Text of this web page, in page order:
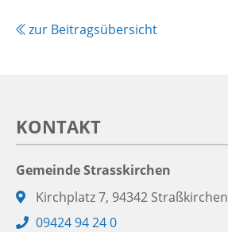
zur Beitragsübersicht
KONTAKT
Gemeinde Strasskirchen
Adresse:
Kirchplatz 7, 94342 Straßkirchen
Telefon:
09424 94 24 0